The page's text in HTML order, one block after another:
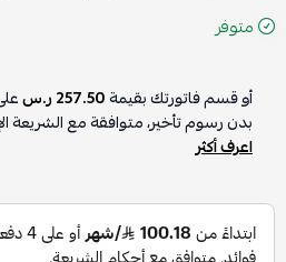
متوفر
أو قسم فاتورتك بقيمة257.50 ر.س
بدون رسوم تأخير، متوافقة مع الشريعة
اعرف أكثر